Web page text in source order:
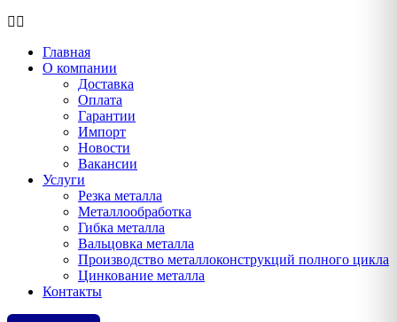
Главная
О компании
Доставка
Оплата
Гарантии
Импорт
Новости
Вакансии
Услуги
Резка металла
Металлообработка
Гибка металла
Вальцовка металла
Производство металлоконструкций полного цикла
Цинкование металла
Контакты